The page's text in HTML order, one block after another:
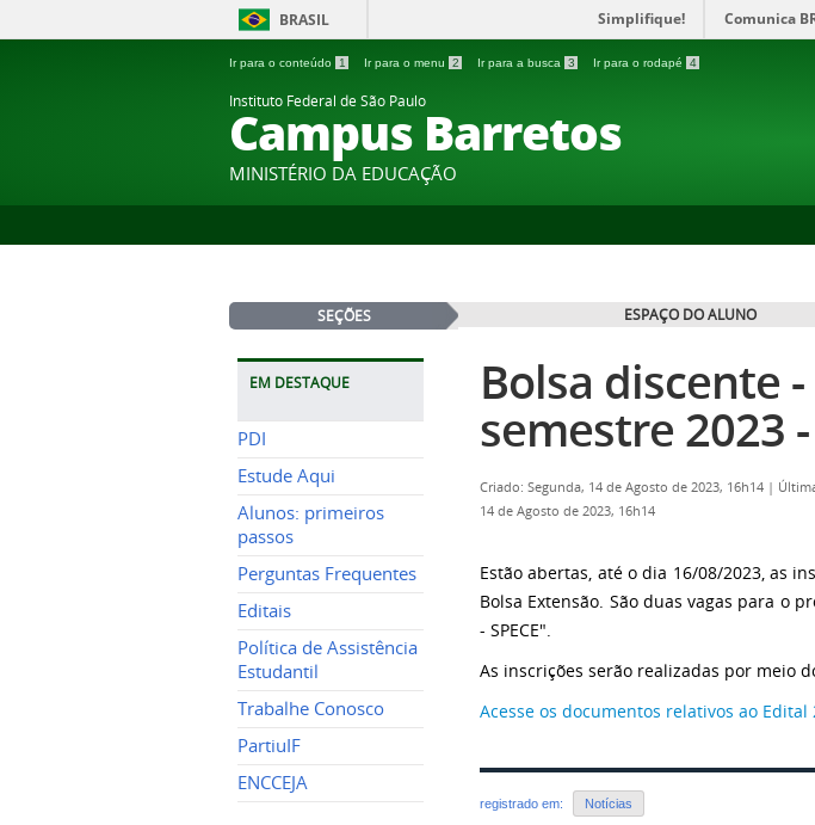
BRASIL Simplifique! Comunica
Ir para o conteúdo 1 Ir para o menu 2 Ir para a busca 3 Ir para o rodapé 4
Instituto Federal de São Paulo
Campus Barretos
MINISTÉRIO DA EDUCAÇÃO
SEÇÕES ESPAÇO DO ALUNO
EM DESTAQUE
PDI
Estude Aqui
Alunos: primeiros
passos
Perguntas Frequentes
Editais
Política de Assistência
Estudantil
Trabalhe Conosco
PartiuIF
ENCCEJA
Bolsa discente
semestre 2023
Criado: Segunda, 14 de Agosto de 2023, 16h14 |
14 de Agosto de 2023, 16h14
Estão abertas, até o dia 16/08/2023, as
Bolsa Extensão. São duas vagas para o
- SPECE".
As inscrições serão realizadas por meio
Acesse os documentos relativos ao Edital
registrado em: Notícias